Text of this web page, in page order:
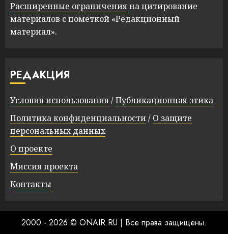
Расширенные ограниченияна цитирование
материалов с пометкой «Редакционный
материал».
РЕДАКЦИЯ
Условия использования/Публикационная этика
Политика конфиденциальности/ О защите
персональных данных
О проекте
Миссия проекта
Контакты
2000 - 2026 © ONAIR.RU | Все права защищены.